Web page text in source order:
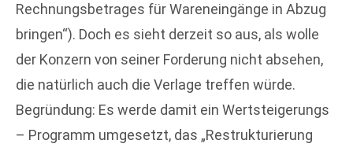
Rechnungsbetrages für Wareneingänge in Abzug
bringen“). Doch es sieht derzeit so aus, als wolle
der Konzern von seiner Forderung nicht absehen,
die natürlich auch die Verlage treffen würde.
Begründung: Es werde damit ein Wertsteigerungs
– Programm umgesetzt, das „Restrukturierung